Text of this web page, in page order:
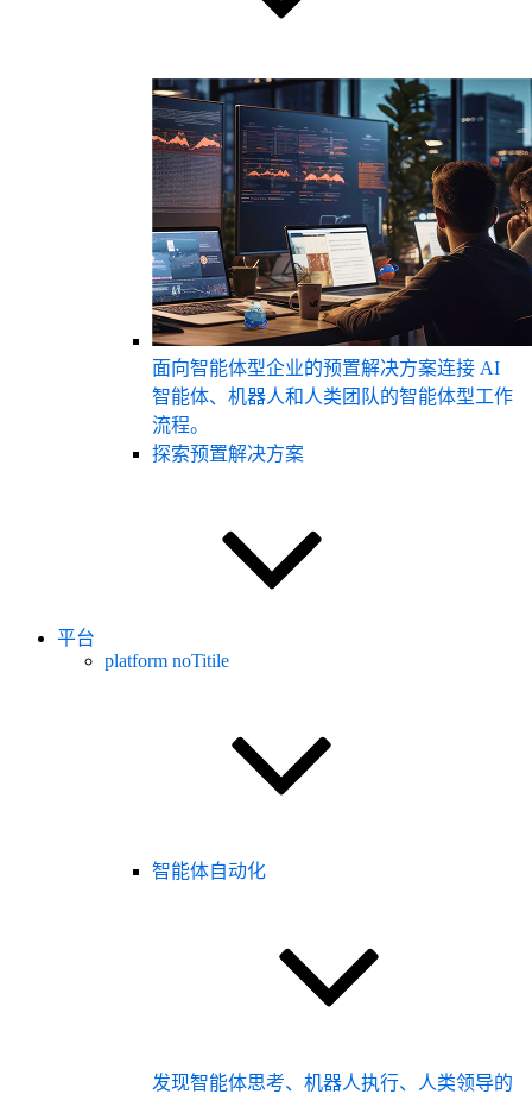
面向智能体型企业的预置解决方案连接 AI
智能体、机器人和人类团队的智能体型工作
流程。
探索预置解决方案
平台
platform noTitile
智能体自动化
发现智能体思考、机器人执行、人类领导的